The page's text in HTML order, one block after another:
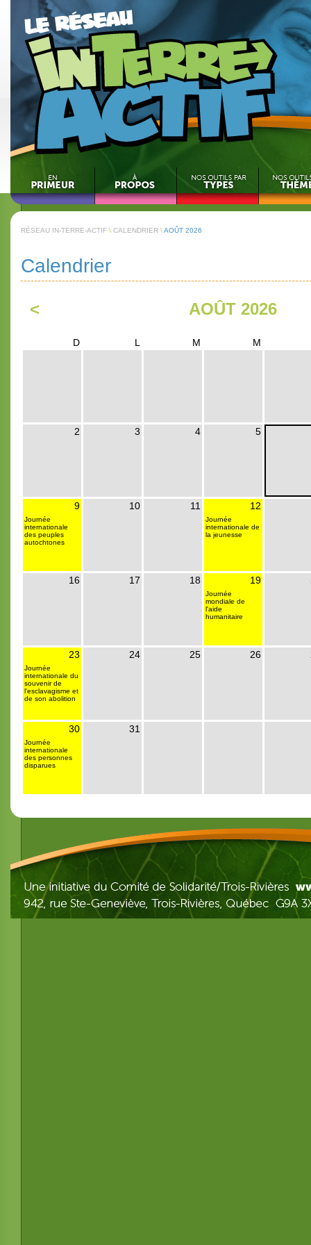
RÉSEAU IN-TERRE-ACTIF \ CALENDRIER \AOÛT 2026
Calendrier
< AOÛT 2026
D L M M
2 3 4 5
9
Journée
internationale
des peuples
autochtones
10 11 12
Journée
internationale de
la jeunesse
16 17 18 19
Journée
mondiale de
l'aide
humanitaire
23
Journée
internationale du
souvenir de
l'esclavagisme et
de son abolition
24 25 26
30
Journée
internationale
des personnes
disparues
31